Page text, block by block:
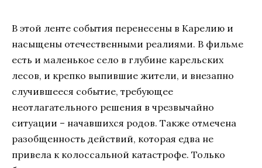
В этой ленте события перенесены в Карелию и
насыщены отечественными реалиями. В фильме
есть и маленькое село в глубине карельских
лесов, и крепко выпившие жители, и внезапно
случившееся событие, требующее
неотлагательного решения в чрезвычайно
ситуации – начавшихся родов. Также отмечена
разобщенность действий, которая едва не
привела к колоссальной катастрофе. Только